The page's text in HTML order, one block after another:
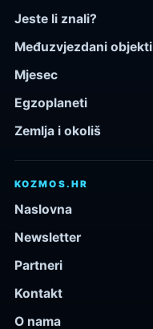
Jeste li znali?
Međuzvjezdani objekti
Mjesec
Egzoplaneti
Zemlja i okoliš
KOZMOS.HR
Naslovna
Newsletter
Partneri
Kontakt
O nama